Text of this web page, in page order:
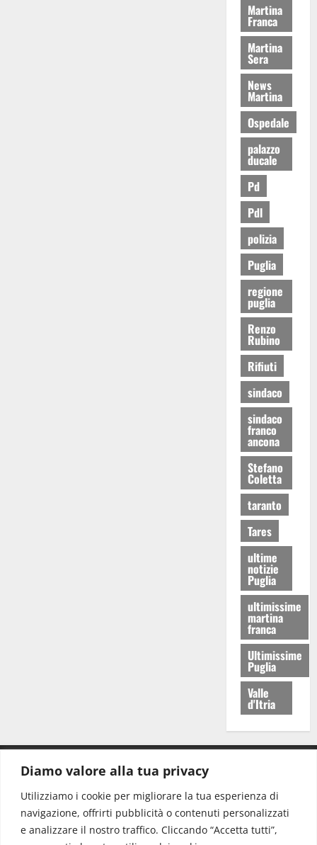
Diamo valore alla tua privacy
Utilizziamo i cookie per migliorare la tua esperienza di
navigazione, offrirti pubblicità o contenuti personalizzati
e analizzare il nostro traffico. Cliccando “Accetta tutti”,
Martina
Franca
Martina
Sera
News
Martina
Ospedale
palazzo
ducale
Pd
Pdl
polizia
Puglia
regione
puglia
Renzo
Rubino
Rifiuti
sindaco
sindaco
franco
ancona
Stefano
Coletta
taranto
Tares
ultime
notizie
Puglia
ultimissime
martina
franca
Ultimissime
Puglia
Valle
d'Itria
Redazione: redazione@www.martinasera.it
Direttore:direttore@www.martinasera.it